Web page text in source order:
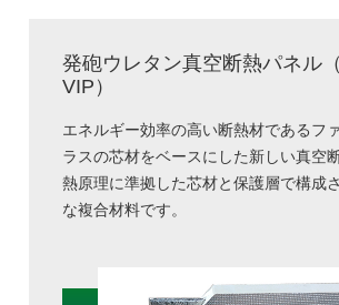
発砲ウレタン真空断熱パネル
VIP）
エネルギー効率の高い断熱材であるフ
ラスの芯材をベースにした新しい真空
熱原理に準拠した芯材と保護層で構成
な複合材料です。